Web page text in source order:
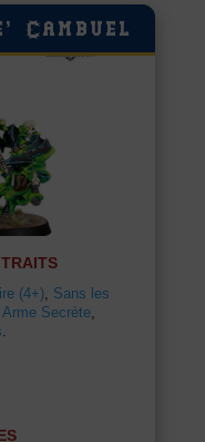
Cambuel
(4+), Sans les
Arme Secrète,